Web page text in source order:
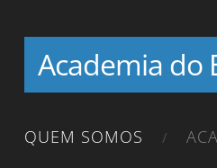
Academia do
QUEM SOMOS